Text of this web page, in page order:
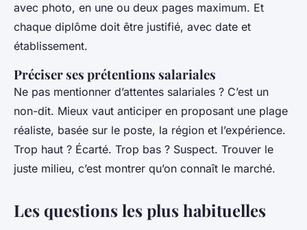
avec photo, en une ou deux pages maximum. Et
chaque diplôme doit être justifié, avec date et
établissement.
Préciser ses prétentions salariales
Ne pas mentionner d’attentes salariales ? C’est un
non-dit. Mieux vaut anticiper en proposant une plage
réaliste, basée sur le poste, la région et l’expérience.
Trop haut ? Écarté. Trop bas ? Suspect. Trouver le
juste milieu, c’est montrer qu’on connaît le marché.
Les questions les plus habituelles